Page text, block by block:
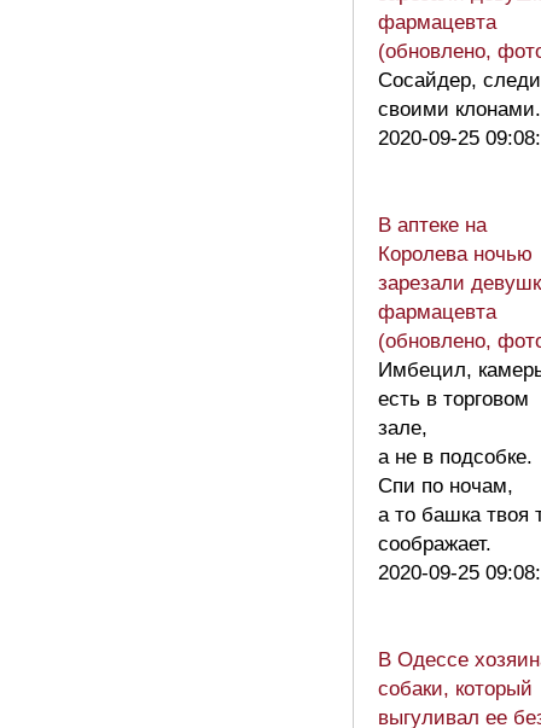
фармацевта
(обновлено,
Сосайдер,
своими клонами.
2020-09-25
В аптеке на
Королева ночью
зарезали
фармацевта
(обновлено,
Имбецил,
есть в торговом
зале,
а не в подсобке.
Спи по ночам,
а то башка твоя
соображает.
2020-09-25
В Одессе
собаки, который
выгуливал ее